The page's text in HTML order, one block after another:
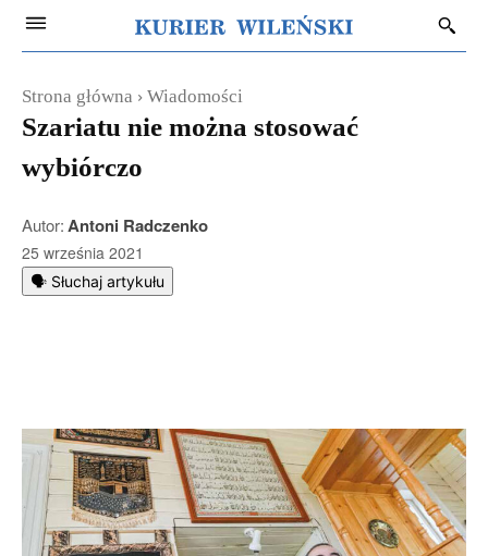
Strona główna Wiadomości
Szariatu nie można stosować
wybiórczo
Autor:Antoni Radczenko
25 września 2021
🗣️ Słuchaj artykułu